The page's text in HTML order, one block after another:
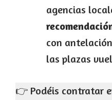
agencias
con
las plazas
👉 Podéis contratar